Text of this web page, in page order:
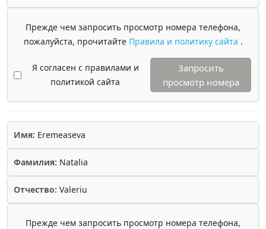
Прежде чем запросить просмотр номера телефона,
пожалуйста, прочитайте Правила и политику сайта .
Я согласен с правилами и
политикой сайта
Запросить
просмотр номера
Имя: Eremeaseva
Фамилия: Natalia
Отчество: Valeriu
Прежде чем запросить просмотр номера телефона,